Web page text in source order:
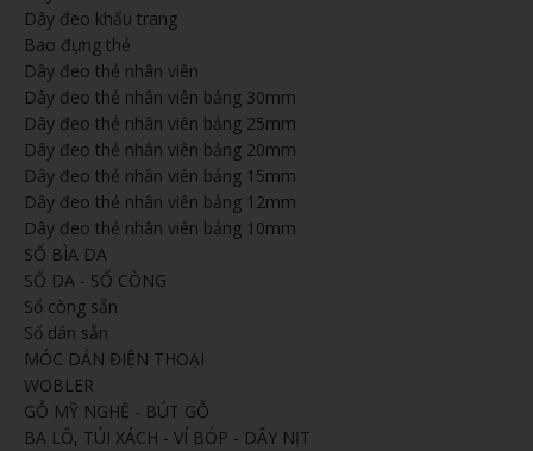
Dây đeo khẩu trang
Bao đựng thẻ
Dây đeo thẻ nhân viên
Dây đeo thẻ nhân viên bảng 30mm
Dây đeo thẻ nhân viên bảng 25mm
Dây đeo thẻ nhân viên bảng 20mm
Dây đeo thẻ nhân viên bảng 15mm
Dây đeo thẻ nhân viên bảng 12mm
Dây đeo thẻ nhân viên bảng 10mm
SỔ BÌA DA
SỔ DA - SỔ CÒNG
Sổ còng sẵn
Sổ dán sẵn
MÓC DÁN ĐIỆN THOẠI
WOBLER
GỖ MỸ NGHỆ - BÚT GỖ
BA LÔ, TÚI XÁCH - VÍ BÓP - DÂY NỊT